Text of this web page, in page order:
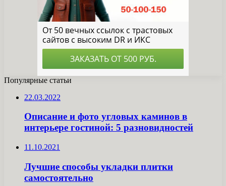
Популярные статьи
22.03.2022
Описание и фото угловых каминов в
интерьере гостиной: 5 разновидностей
11.10.2021
Лучшие способы укладки плитки
самостоятельно